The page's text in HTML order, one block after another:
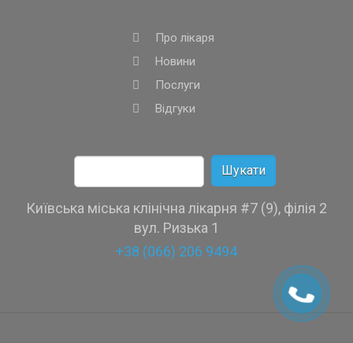
Про лікаря
Новини
Послуги
Відгуки
Пошук:
Київська міська клінічна лікарня #7 (9), філія 2
вул. Ризька 1
+38 (066) 206 9494